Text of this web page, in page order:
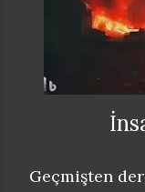
Geçmişten